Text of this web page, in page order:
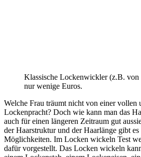
Klassische Lockenwickler (z.B. von
nur wenige Euros.
Welche Frau träumt nicht von einer vollen
Lockenpracht? Doch wie kann man das
auch für einen längeren Zeitraum gut
der Haarstruktur und der Haarlänge gibt
Möglichkeiten. Im Locken wickeln Test
dafür vorgestellt. Das Locken wickeln